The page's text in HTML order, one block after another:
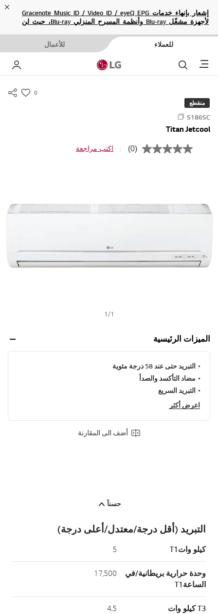
إشعار بإنهاء خدمات Gracenote Music ID / Video ID / eyeQ EPG
لأجهزة مشغّل Blu-ray وأنظمة المسرح المنزلي Blu-ray، حيث لن
للعملاء للأعمال
Menu
0
i
s
منقطع
S186SC
Titan Jetcool
ب
ت
ص
ا
ب
ط
ة
(0) اكتب مراجعة
1/1
الميزات الرئيسية
التبريد حتى عند 58 درجة مئوية
مضاد التأكسد والصدأ
التبريد السريع
اعرض أكثر
أضف الى المقارنة
حسنآ
التبريد (أقل درجة/معتدل/أعلى درجة)
كيلو واتT1 5
وحدة حرارية بريطانية/في
الساعةT1
17,500
T3 كيلو وات 4.5